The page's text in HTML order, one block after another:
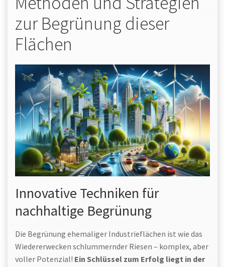
zur Begrünung dieser
Flächen
Innovative Techniken für
nachhaltige Begrünung
Die Begrünung ehemaliger Industrieflächen ist wie das
Wiedererwecken schlummernder Riesen – komplex, aber
voller Potenzial! Ein Schlüssel zum Erfolg liegt in der